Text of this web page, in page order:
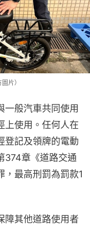
片）
一般汽車共同使用
上使用。任何人在
登記及領牌的電動
374章《道路交通
，最高刑罰為罰款1
障其他道路使用者